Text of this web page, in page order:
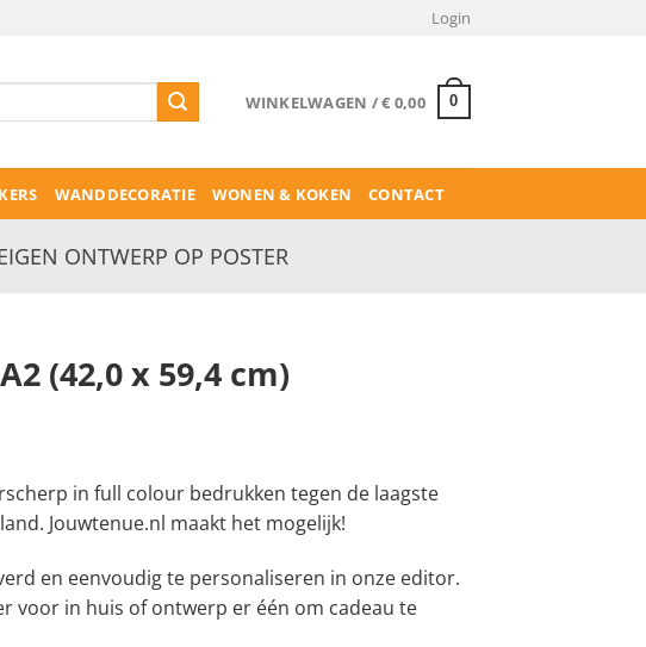
Login
WINKELWAGEN /€ 0,00 0
WANDDECORATIE WONEN & KOKEN CONTACT
ONTWERP OP POSTER
(42,0 x 59,4 cm)
in full colour bedrukken tegen de laagste
Jouwtenue.nl maakt het mogelijk!
en eenvoudig te personaliseren in onze editor.
voor in huis of ontwerp er één om cadeau te